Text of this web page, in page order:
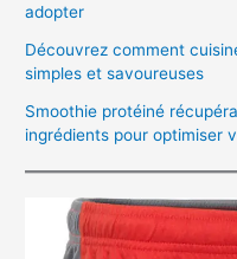
adopter
Découvrez comment
simples et savoureuses
Smoothie protéiné
ingrédients pour optimiser